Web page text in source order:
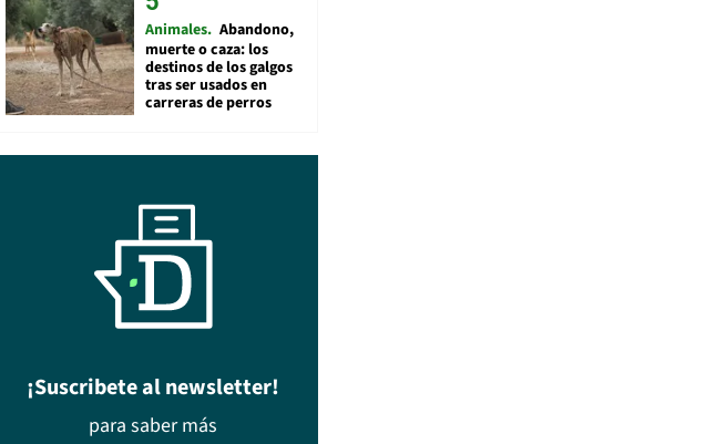
Animales Abandono,
muerte o caza: los
destinos de los galgos
tras ser usados en
carreras de perros
¡Suscribete al newsletter!
para saber más